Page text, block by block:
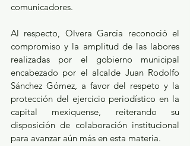
comunicadores.
Al respecto, Olvera García reconoció el
compromiso y la amplitud de las labores
realizadas por el gobierno municipal
encabezado por el alcalde Juan Rodolfo
Sánchez Gómez, a favor del respeto y la
protección del ejercicio periodístico en la
capital mexiquense, reiterando su
disposición de colaboración institucional
para avanzar aún más en esta materia.